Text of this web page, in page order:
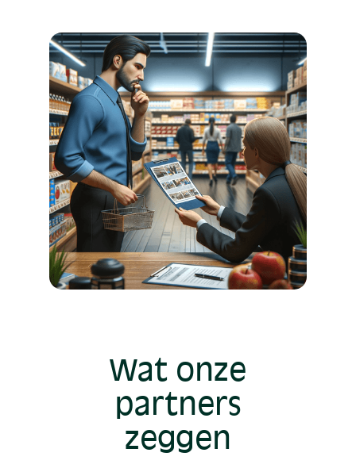
Wat onze
partners
zeggen